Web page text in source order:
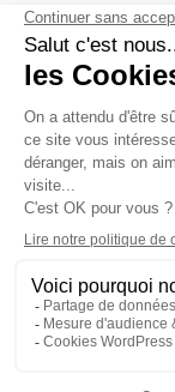
Contactez-
confidentialité-